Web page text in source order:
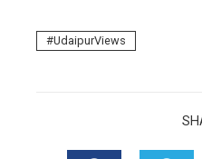
UdaipurViews